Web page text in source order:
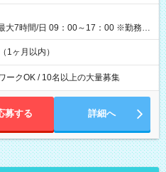
＝日収8,400円＋交通費 【試用期
大7時間/日 09：00～17：00 ※勤務時
す。
1ヶ月以内）
ークOK / 10名以上の大量募集
募する 詳細へ